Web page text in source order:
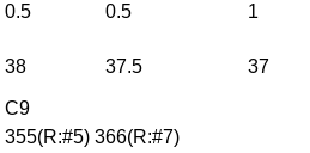
0.5 0.5 1
38 37.5 37
C9
355(R:#5) 366(R:#7)